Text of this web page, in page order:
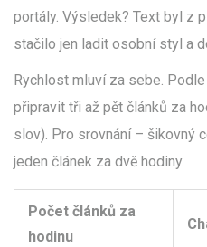
portály. Výsledek? Text byl z
stačilo jen ladit osobní styl a
Rychlost mluví za sebe.
připravit tři až pět článků za
slov). Pro srovnání – šikovný
jeden článek za dvě hodiny.
Počet článků za
hodinu